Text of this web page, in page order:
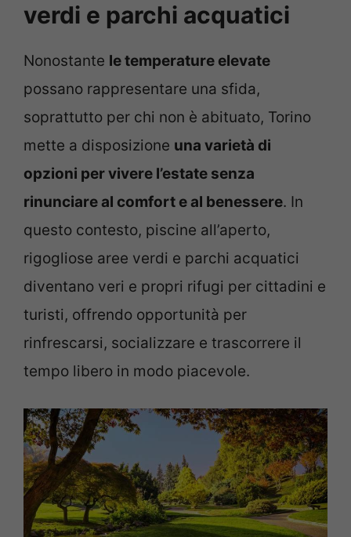
verdi e parchi acquatici
Nonostante le temperature elevate
possano rappresentare una sfida,
soprattutto per chi non è abituato, Torino
mette a disposizione una varietà di
opzioni per vivere l’estate senza
rinunciare al comfort e al benessere. In
questo contesto, piscine all’aperto,
rigogliose aree verdi e parchi acquatici
diventano veri e propri rifugi per cittadini e
turisti, offrendo opportunità per
rinfrescarsi, socializzare e trascorrere il
tempo libero in modo piacevole.